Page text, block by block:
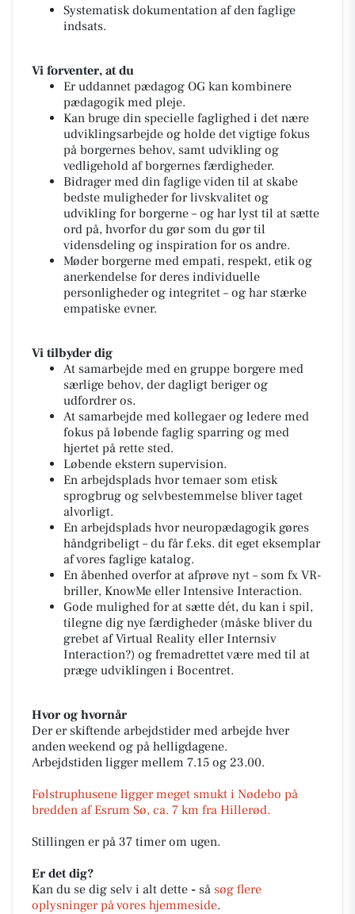
Systematisk dokumentation af den faglige
indsats.
Vi forventer, at du
Er uddannet pædagog OG kan kombinere
pædagogik med pleje.
Kan bruge din specielle faglighed i det nære
udviklingsarbejde og holde det vigtige fokus
på borgernes behov, samt udvikling og
vedligehold af borgernes færdigheder.
Bidrager med din faglige viden til at skabe
bedste muligheder for livskvalitet og
udvikling for borgerne – og har lyst til at sætte
ord på, hvorfor du gør som du gør til
vidensdeling og inspiration for os andre.
Møder borgerne med empati, respekt, etik og
anerkendelse for deres individuelle
personligheder og integritet – og har stærke
empatiske evner.
Vi tilbyder dig
At samarbejde med en gruppe borgere med
særlige behov, der dagligt beriger og
udfordrer os.
At samarbejde med kollegaer og ledere med
fokus på løbende faglig sparring og med
hjertet på rette sted.
Løbende ekstern supervision.
En arbejdsplads hvor temaer som etisk
sprogbrug og selvbestemmelse bliver taget
alvorligt.
En arbejdsplads hvor neuropædagogik gøres
håndgribeligt – du får f.eks. dit eget eksemplar
af vores faglige katalog.
En åbenhed overfor at afprøve nyt – som fx VR-
briller, KnowMe eller Intensive Interaction.
Gode mulighed for at sætte dét, du kan i spil,
tilegne dig nye færdigheder (måske bliver du
grebet af Virtual Reality eller Internsiv
Interaction?) og fremadrettet være med til at
præge udviklingen i Bocentret.
Hvor og hvornår
Der er skiftende arbejdstider med arbejde hver
anden weekend og på helligdagene.
Arbejdstiden ligger mellem 7.15 og 23.00.
Følstruphusene ligger meget smukt i Nødebo på
bredden af Esrum Sø, ca. 7 km fra Hillerød.
Stillingen er på 37 timer om ugen.
Er det dig?
Kan du se dig selv i alt dette - så søg flere
oplysninger på vores hjemmeside.